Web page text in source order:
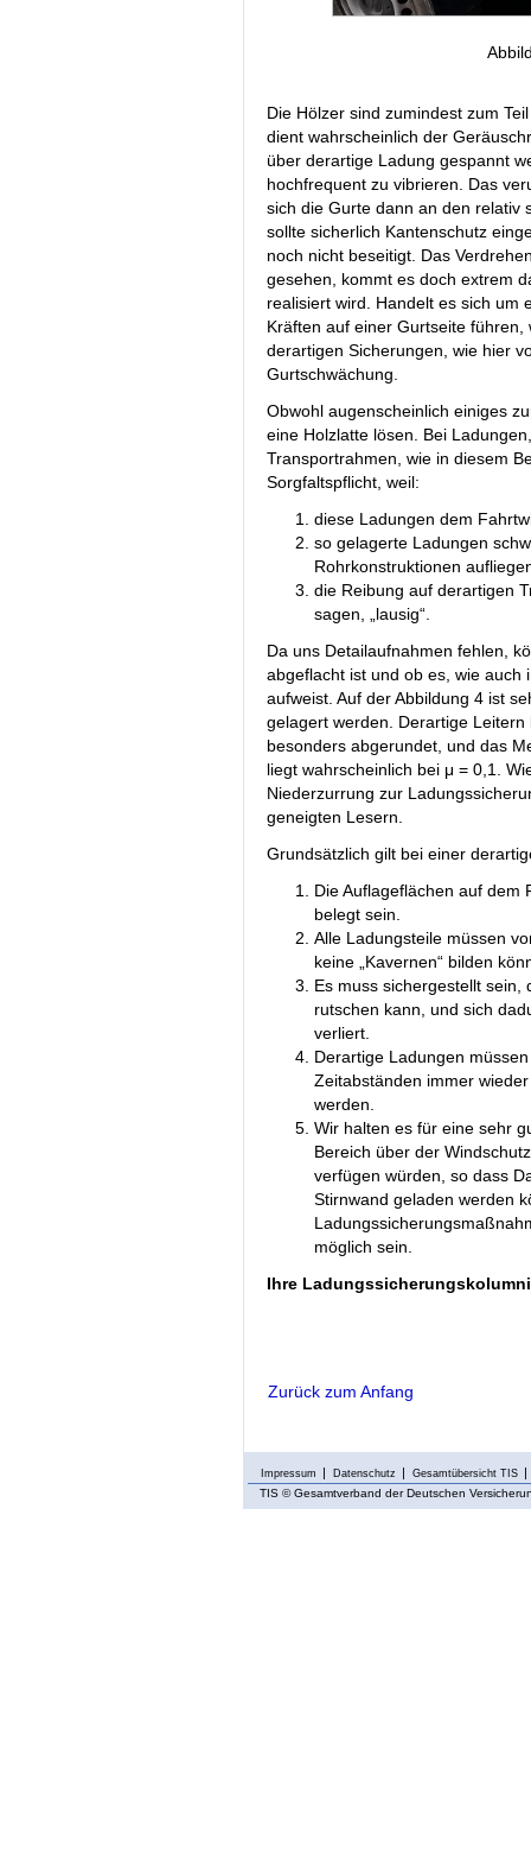
Die Hölzer sind zumindest zum
dient wahrscheinlich der
über derartige Ladung gespannt
hochfrequent zu vibrieren. Das
sich die Gurte dann an den relativ
sollte sicherlich Kantenschutz
noch nicht beseitigt. Das
gesehen, kommt es doch extrem
realisiert wird. Handelt es sich um
Kräften auf einer Gurtseite
derartigen Sicherungen, wie hier
Gurtschwächung.
Obwohl augenscheinlich einiges
eine Holzlatte lösen. Bei
Transportrahmen, wie in diesem
Sorgfaltspflicht, weil:
diese Ladungen dem
so gelagerte Ladungen
Rohrkonstruktionen
die Reibung auf derartigen
sagen, „lausig“.
Da uns Detailaufnahmen fehlen,
abgeflacht ist und ob es, wie
aufweist. Auf der Abbildung 4 ist
gelagert werden. Derartige
besonders abgerundet, und das
liegt wahrscheinlich bei μ = 0,1.
Niederzurrung zur
geneigten Lesern.
Grundsätzlich gilt bei einer
Die Auflageflächen auf dem
belegt sein.
Alle Ladungsteile müssen
keine „Kavernen“ bilden
Es muss sichergestellt
rutschen kann, und sich
verliert.
Derartige Ladungen
Zeitabständen immer
werden.
Wir halten es für eine sehr
Bereich über der
verfügen würden, so dass
Stirnwand geladen werden
möglich sein.
Ihre
Zurück zum Anfang
Impressum Datenschutz Gesamtübersicht TIS
TIS © Gesamtverband der Deutschen